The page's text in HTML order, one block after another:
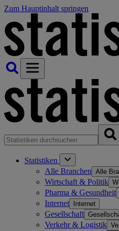
Zum Hauptinhalt springen
Statistiken
Alle Branchen Alle
Wirtschaft & Politik
Pharma & Gesundheit
Internet Internet
Gesellschaft
Verkehr & Logistik